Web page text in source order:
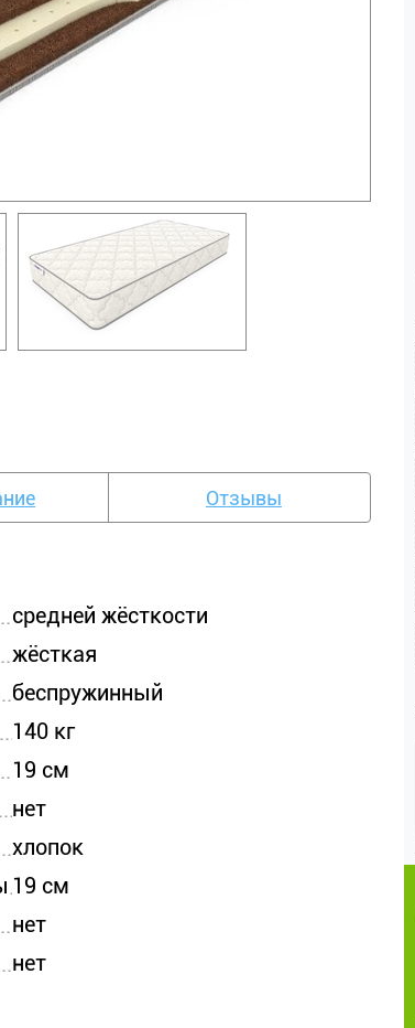
Отзывы
средней жёсткости
жёсткая
беспружинный
140 кг
19 см
нет
хлопок
19 см
нет
нет